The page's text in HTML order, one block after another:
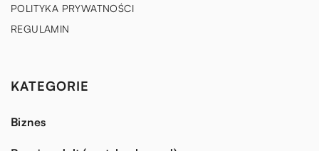
POLITYKA PRYWATNOŚCI
REGULAMIN
KATEGORIE
Biznes